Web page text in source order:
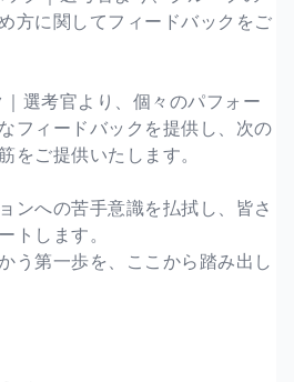
方に関してフィードバックをご
選考官より、個々のパフォー
フィードバックを提供し、次の
をご提供いたします。
ンへの苦手意識を払拭し、皆さ
トします。
う第一歩を、ここから踏み出し